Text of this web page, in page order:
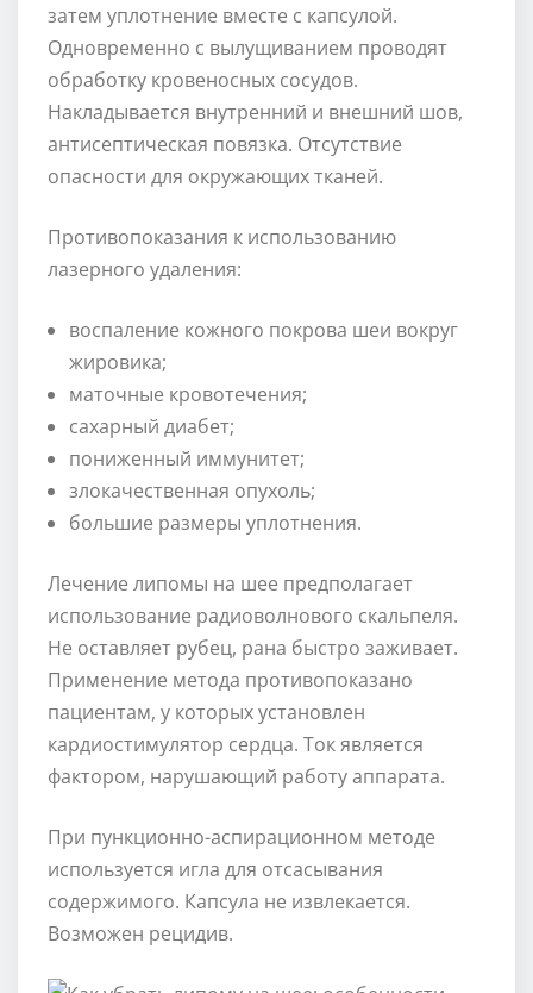
затем уплотнение вместе с капсулой.
Одновременно с вылущиванием проводят
обработку кровеносных сосудов.
Накладывается внутренний и внешний шов,
антисептическая повязка. Отсутствие
опасности для окружающих тканей.
Противопоказания к использованию
лазерного удаления:
воспаление кожного покрова шеи вокруг
жировика;
маточные кровотечения;
сахарный диабет;
пониженный иммунитет;
злокачественная опухоль;
большие размеры уплотнения.
Лечение липомы на шее предполагает
использование радиоволнового скальпеля.
Не оставляет рубец, рана быстро заживает.
Применение метода противопоказано
пациентам, у которых установлен
кардиостимулятор сердца. Ток является
фактором, нарушающий работу аппарата.
При пункционно-аспирационном методе
используется игла для отсасывания
содержимого. Капсула не извлекается.
Возможен рецидив.